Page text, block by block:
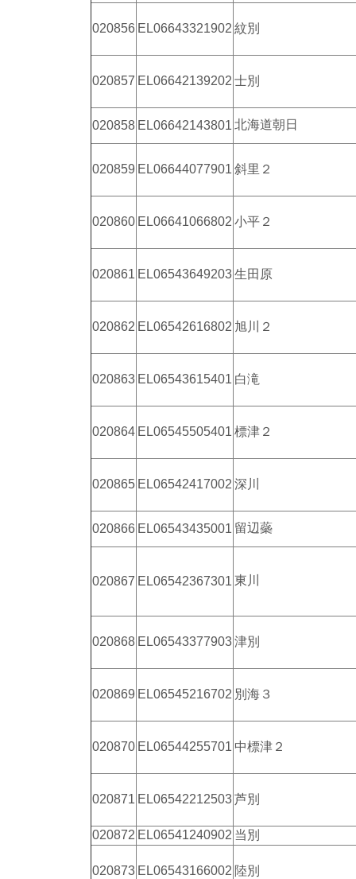
020856 EL06643321902 紋別
020857 EL06642139202 士別
020858 EL06642143801 北海道朝日
020859 EL06644077901 斜里２
020860 EL06641066802 小平２
020861 EL06543649203生田原
020862 EL06542616802 旭川２
020863 EL06543615401 白滝
020864 EL06545505401 標津２
020865 EL06542417002 深川
020866 EL06543435001 留辺蘂
020867 EL06542367301 東川
020868 EL06543377903津別
020869 EL06545216702 別海３
020870 EL06544255701 中標津２
020871 EL06542212503芦別
020872 EL06541240902 当別
020873 EL06543166002 陸別